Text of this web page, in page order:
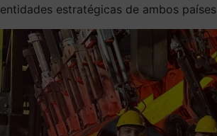
entidades estratégicas de ambos países